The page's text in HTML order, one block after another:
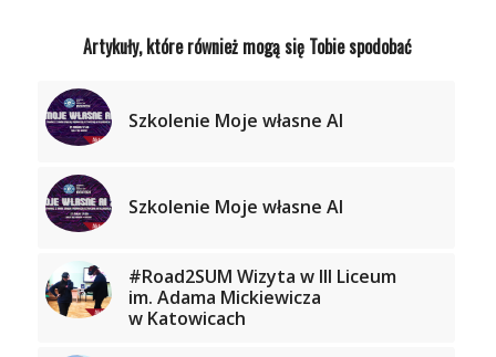
Artykuły, które również mogą się Tobie spodobać
Szkolenie Moje własne AI
Szkolenie Moje własne AI
#Road2SUM Wizyta w III Liceum
im. Adama Mickiewicza
w Katowicach